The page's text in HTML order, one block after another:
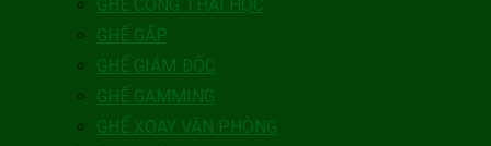
GHẾ CÔNG THÁI HỌC
GHẾ GẤP
GHẾ GIÁM ĐỐC
GHẾ GAMMING
GHẾ XOAY VĂN PHÒNG